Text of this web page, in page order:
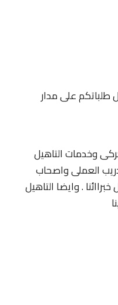
طلباتكم على مدار
وخدمات التاهيل
العملى واصحاب
. وايضا التاهيل